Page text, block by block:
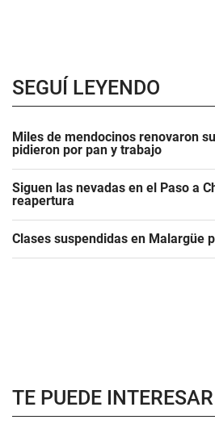
SEGUÍ LEYENDO
Miles de mendocinos renovaron
pidieron por pan y trabajo
Siguen las nevadas en el Paso a
reapertura
Clases suspendidas en Malargüe
TE PUEDE INTERESAR